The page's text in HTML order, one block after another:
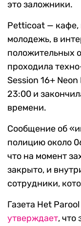
это заложники.
Petticoat — кафе,
молодежь, в
положительных
проходила
Session 16+
23:00 и
времени.
Сообщение об
полицию около
что на момент
закрыто, и
сотрудники,
Газета Het
утверждает, что